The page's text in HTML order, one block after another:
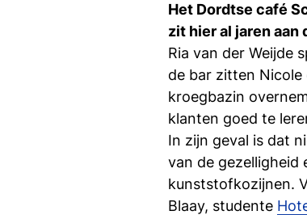
Het Dordtse café
zit hier al jaren aan
Ria van der Weijde
de bar zitten Nicole
kroegbazin
klanten goed te
In zijn geval is dat
van de gezelligheid
kunststofkozijnen.
Blaay, studente